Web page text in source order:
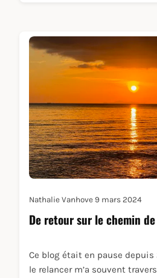
Nathalie Vanhove 9 mars 2024
De retour sur le chemin
Ce blog était en pause depuis
le relancer m’a souvent